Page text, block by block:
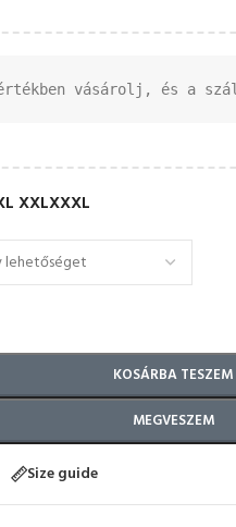
vásárolj, és a
XXLXXXL
KOSÁRBA TESZEM
MEGVESZEM
Size guide